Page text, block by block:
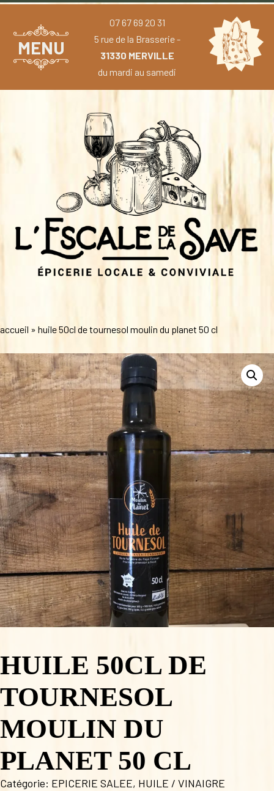
MENU
07 67 69 20 31
5 rue de la Brasserie -
31330 MERVILLE
du mardi au samedi
accueil » huile 50cl de tournesol moulin du planet 50 cl
HUILE 50CL DE
TOURNESOL
MOULIN DU
PLANET 50 CL
Catégorie: EPICERIE SALEE, HUILE / VINAIGRE